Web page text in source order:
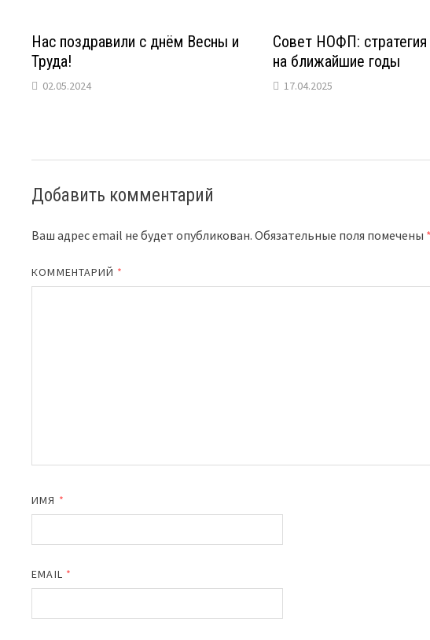
Нас поздравили с днём Весны и
Труда!
02.05.2024
Совет НОФП:
на ближайшие годы
17.04.2025
Добавить комментарий
Ваш адрес email не будет опубликован. Обязательные поля помечены *
КОММЕНТАРИЙ *
ИМЯ *
EMAIL *